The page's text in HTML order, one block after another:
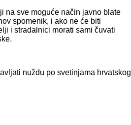
na sve moguće način javno blate
spomenik, i ako ne će biti
i stradalnici morati sami čuvati
nuždu po svetinjama hrvatskog